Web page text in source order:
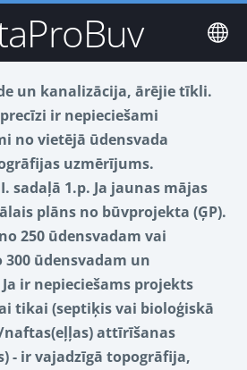
un kanalizācija, ārējie tīkli.
ir nepieciešami
no vietējā ūdensvada
uzmērījums.
sadaļā 1.p. Ja jaunas mājas
plāns no būvprojekta (ĢP).
250 ūdensvadam vai
ūdensvadam un
ir nepieciešams projekts
tikai (septiķis vai bioloģiskā
attīrīšanas
- ir vajadzīgā topogrāfija,